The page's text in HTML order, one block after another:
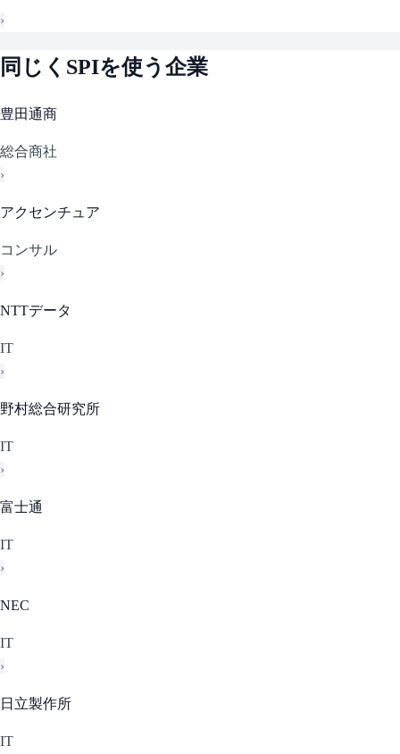
›
同じく SPIを使う企業
豊田通商
総合商社
›
アクセンチュア
コンサル
›
NTTデータ
IT
›
野村総合研究所
IT
›
富士通
IT
›
NEC
IT
›
日立製作所
IT